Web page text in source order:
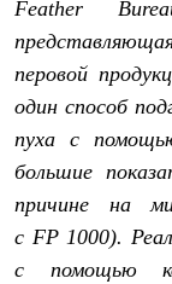
Толстовки
Брюки
Термобелье
Теплое
Среднее
Флисовая одежда
Куртки
Детская одежда
Утепленная пухом
Feather
перовой
один способ
пуха с
большие
причине на
с FP1000).
с помощью